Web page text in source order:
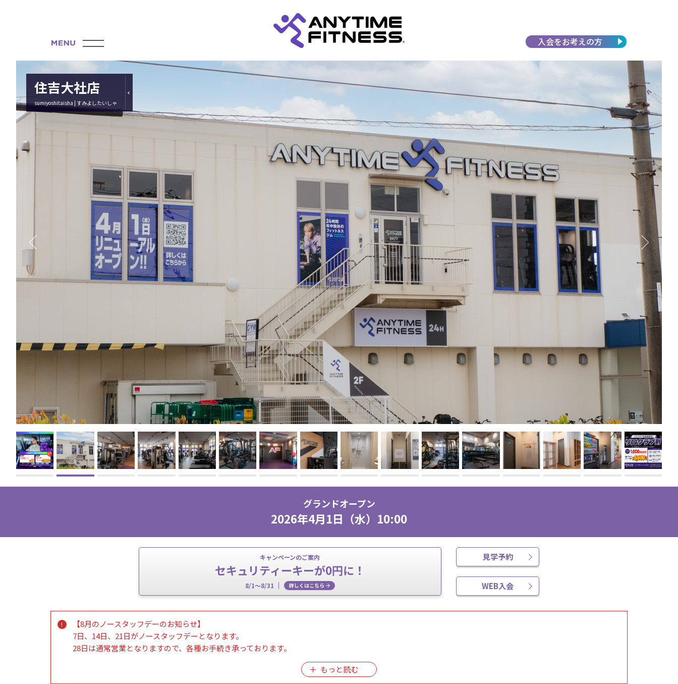
入会をお考えの方
住吉大社店
sumiyoshitaisha | すみよしたいしゃ
グランドオープン
2026年4月1日（水）10:00
キャンペーンのご案内
セキュリティーキーが0円に！
8/1～8/31 詳しくはこちら
見学予約
WEB入会
【8月のノースタッフデーのお知らせ】
7日、14日、21日がノースタッフデーとなります。
28日は通常営業となりますので、各種お手続き承っております。